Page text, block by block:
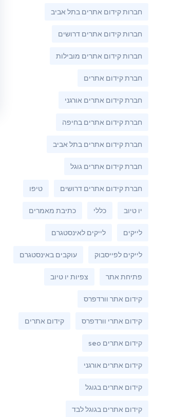
חברות קידום אתרים בתל אביב
חברות קידום אתרים דרושים
חברות קידום אתרים מובילות
חברת קידום אתרים
חברת קידום אתרים אורגני
חברת קידום אתרים בחיפה
חברת קידום אתרים בתל אביב
חברת קידום אתרים גוגל
חברת קידום אתרים דרושים טיפו
יו טיוב כללי כתיבת מאמרים
לייקים לייקים לאינסטגרם
לייקים לפייסבוק עוקבים באינסטגרם
פתיחת אתר צפיות יו טיוב
קידום אתר וורדפרס
קידום אתרי וורדפרס קידום אתרים
קידום אתרים seo
קידום אתרים אורגני
קידום אתרים בגוגל
קידום אתרים בגוגל לבד